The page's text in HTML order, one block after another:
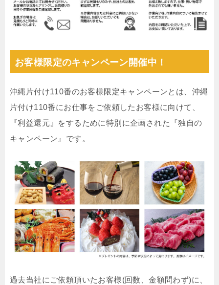
お客様限定のキャンペーン開催中！
沖縄片付け110番のお客様限定キャンペーンとは、沖縄
片付け110番にお仕事をご依頼したお客様に向けて、
『利益還元』をするために特別に企画された『独自の
キャンペーン』です。
過去当社にご依頼頂いたお客様(回数、金額問わず)に、